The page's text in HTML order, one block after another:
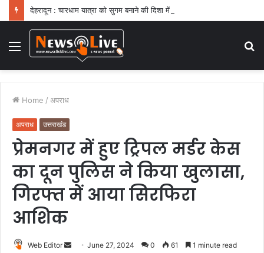
देहरादून : चारधाम यात्रा को सुगम बनाने की दिशा में बड़ा कदम
Menu
Home / अपराध
अपराध उत्तराखंड
प्रेमनगर में हुए ट्रिपल मर्डर केस
का दून पुलिस ने किया खुलासा,
गिरफ्त में आया सिरफिरा
आशिक
Web Editor June 27, 2024 0 61 1 minute read